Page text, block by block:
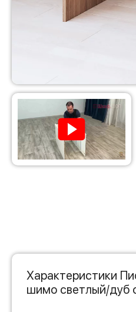
Характеристики
шимо светлый/дуб